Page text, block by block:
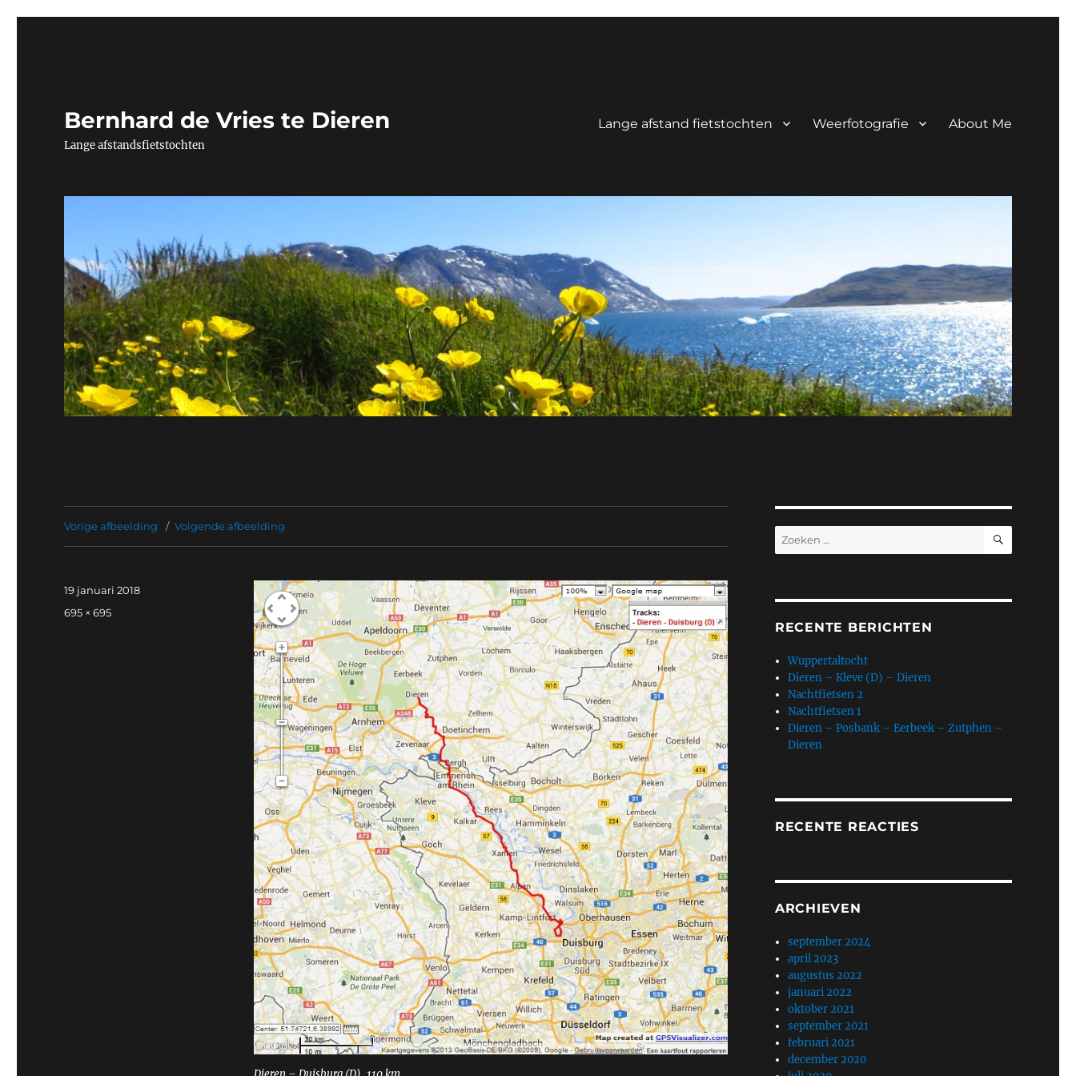
Bernhard de Vries te Dieren
Lange afstandsfietstochten
Lange afstand fietstochten Weerfotografie About Me
Vorige afbeelding Volgende afbeelding
Geplaatst
op
19 januari 2018
Volledige
695 × 695
Zoeken
naar:
ZOEKEN
RECENTE BERICHTEN
Wuppertaltocht
Dieren – Kleve (D) – Dieren
Nachtfietsen 2
Nachtfietsen 1
Dieren – Posbank – Eerbeek – Zutphen –
Dieren
RECENTE REACTIES
ARCHIEVEN
september 2024
april 2023
augustus 2022
januari 2022
oktober 2021
september 2021
februari 2021
december 2020